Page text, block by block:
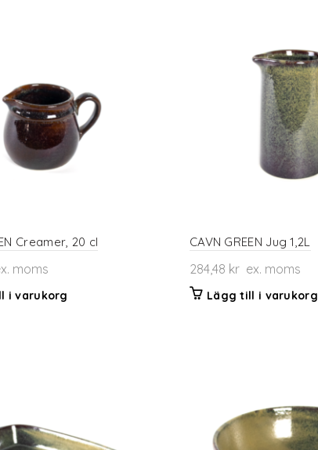
Creamer, 20 cl
moms
i varukorg
CAVN GREEN Jug 1,2L
284,48 krex. moms
Lägg till i varukorg